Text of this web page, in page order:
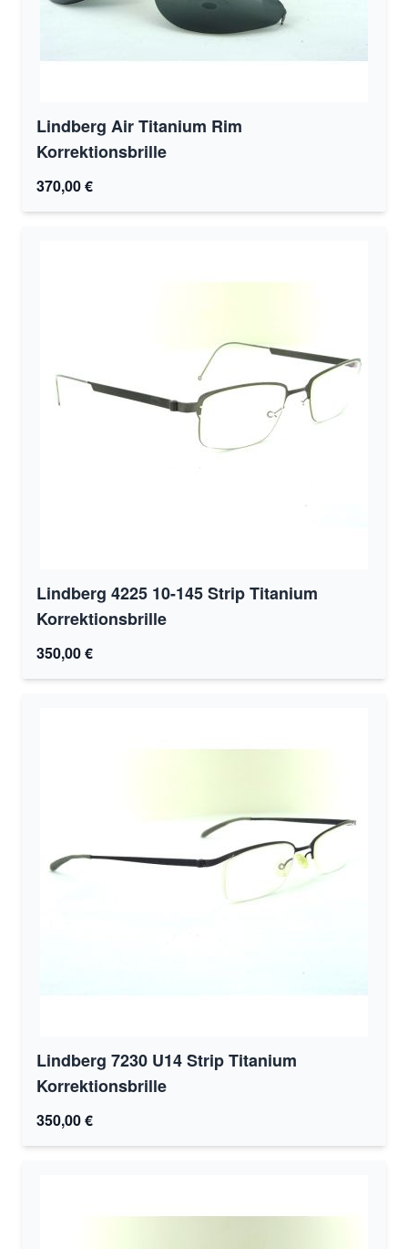
Lindberg Air Titanium Rim
Korrektionsbrille
370,00 €
Lindberg 4225 10-145 Strip Titanium
Korrektionsbrille
350,00 €
Lindberg 7230 U14 Strip Titanium
Korrektionsbrille
350,00 €